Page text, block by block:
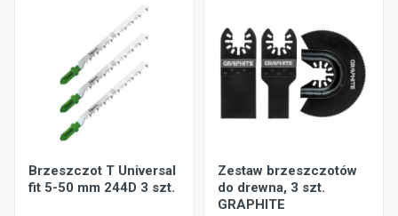
Brzeszczot T Universal
fit 5-50 mm 244D 3 szt.
Zestaw brzeszczotów
do drewna, 3 szt.
GRAPHITE